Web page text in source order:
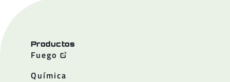
Productos
Fuego
Química